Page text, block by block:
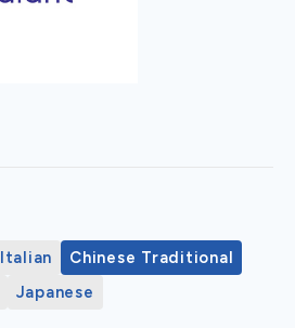
Italian
Chinese Traditional
Japanese